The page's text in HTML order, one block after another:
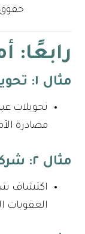
حقوق
رابعًا:
مثال ١: تحويل أموال غير قانونية
تحويلات
مصادرة
مثال ٢: شركات وهمية لإخفاء الأموال
اكتشاف
العقوبات